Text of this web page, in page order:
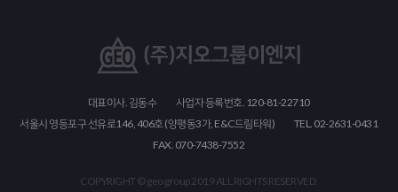
대표이사. 김동수
사업자 등록번호. 120-81-22710
서울시 영등포구 선유로146, 406호 (양평동3가, E&C드림타워)
TEL. 02-2631-0431
FAX. 070-7438-7552
COPYRIGHT © geo group 2019 ALL RIGHTS RESERVED.